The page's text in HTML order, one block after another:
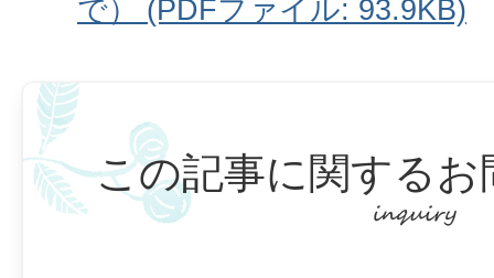
で） (PDFファイル: 93.9KB)
この記事に関するお